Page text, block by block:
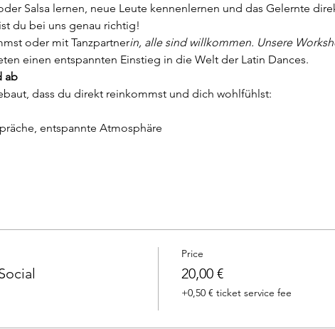
Salsa lernen, neue Leute kennenlernen und das Gelernte
du bei uns genau richtig!
oder mit Tanzpartnerin, alle sind willkommen. Unsere
einen entspannten Einstieg in die Welt der Latin Dances.
ab
dass du direkt reinkommst und dich wohlfühlst:
entspannte Atmosphäre
Price
20,00 €
+0,50 € ticket service fee